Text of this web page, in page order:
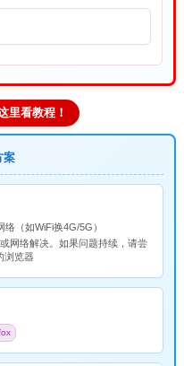
里看教程！
案
络（如WiFi换4G/5G）
网络解决。如果问题持续，请尝
浏览器